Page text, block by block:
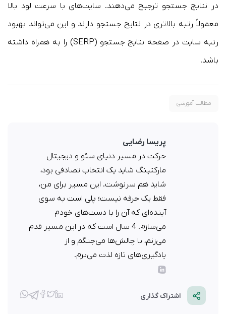
در نتایج جستجو ترجیح می‌دهند. سایت‌های با سرعت لود بالا
معمولاً رتبه بالاتری در نتایج جستجو دارند و این می‌تواند بهبود
رتبه سایت در صفحه نتایج جستجو (SERP) را به همراه داشته
باشد.
مطالب آموزشی
پریسا رضایی
حرکت در مسیر دنیای سئو و دیجیتال
مارکتینگ شاید یک انتخاب تصادفی بود،
شاید هم سرنوشت. این مسیر برای من،
فقط یک حرفه نیست؛ پلی است به سوی
آینده‌ای که آن را با دست‌های خودم
می‌سازم. 4 سال است که در این مسیر قدم
می‌زنم، با چالش‌ها می‌جنگم و از
یادگیری‌های تازه لذت می‌برم.
اشتراک گذاری